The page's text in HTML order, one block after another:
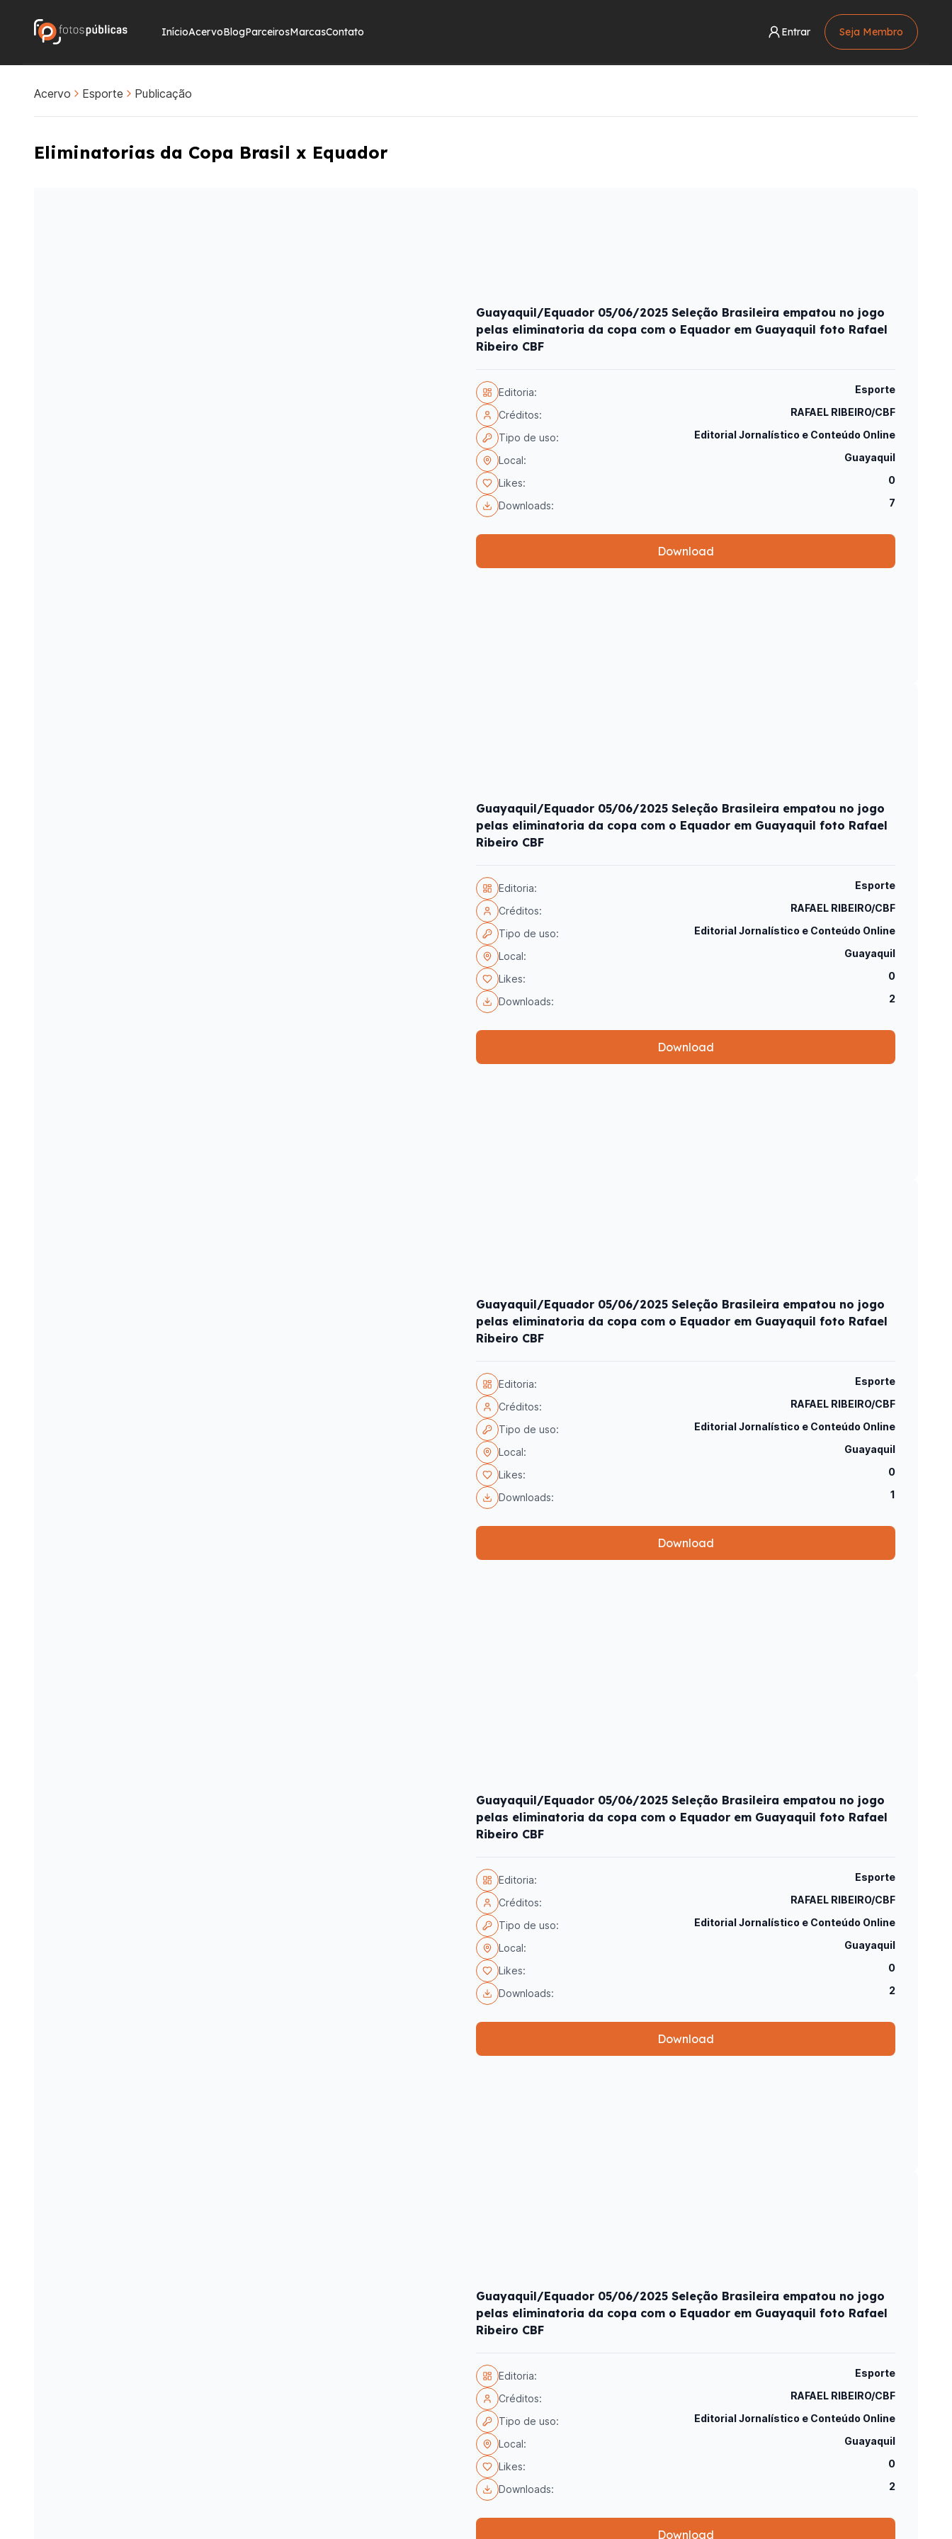
InícioAcervoBlogParceirosMarcasContato Entrar Seja Membro
Acervo Esporte Publicação
Eliminatorias da Copa Brasil x Equador
Guayaquil/Equador 05/06/2025 Seleção Brasileira empatou no jogo
pelas eliminatoria da copa com o Equador em Guayaquil foto Rafael
Ribeiro CBF
Editoria: Esporte
Créditos: RAFAEL RIBEIRO/CBF
Tipo de uso: Editorial Jornalístico e Conteúdo Online
Local: Guayaquil
Likes: 0
Downloads: 7
Download
Guayaquil/Equador 05/06/2025 Seleção Brasileira empatou no jogo
pelas eliminatoria da copa com o Equador em Guayaquil foto Rafael
Ribeiro CBF
Editoria: Esporte
Créditos: RAFAEL RIBEIRO/CBF
Tipo de uso: Editorial Jornalístico e Conteúdo Online
Local: Guayaquil
Likes: 0
Downloads: 2
Download
Guayaquil/Equador 05/06/2025 Seleção Brasileira empatou no jogo
pelas eliminatoria da copa com o Equador em Guayaquil foto Rafael
Ribeiro CBF
Editoria: Esporte
Créditos: RAFAEL RIBEIRO/CBF
Tipo de uso: Editorial Jornalístico e Conteúdo Online
Local: Guayaquil
Likes: 0
Downloads: 1
Download
Guayaquil/Equador 05/06/2025 Seleção Brasileira empatou no jogo
pelas eliminatoria da copa com o Equador em Guayaquil foto Rafael
Ribeiro CBF
Editoria: Esporte
Créditos: RAFAEL RIBEIRO/CBF
Tipo de uso: Editorial Jornalístico e Conteúdo Online
Local: Guayaquil
Likes: 0
Downloads: 2
Download
Guayaquil/Equador 05/06/2025 Seleção Brasileira empatou no jogo
pelas eliminatoria da copa com o Equador em Guayaquil foto Rafael
Ribeiro CBF
Editoria: Esporte
Créditos: RAFAEL RIBEIRO/CBF
Tipo de uso: Editorial Jornalístico e Conteúdo Online
Local: Guayaquil
Likes: 0
Downloads: 2
Download